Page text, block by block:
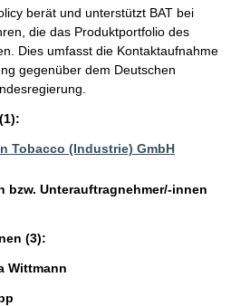
berät und unterstützt BAT bei
die das Produktportfolio des
Dies umfasst die Kontaktaufnahme
gegenüber dem Deutschen
Tobacco (Industrie) GmbH
bzw. Unterauftragnehmer/-innen
(3):
Wittmann